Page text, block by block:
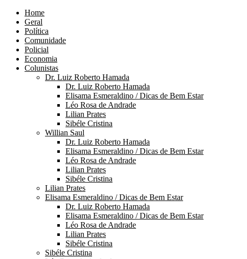
Home
Geral
Política
Comunidade
Policial
Economia
Colunistas
Dr. Luiz Roberto Hamada
Dr. Luiz Roberto Hamada
Elisama Esmeraldino / Dicas de Bem Estar
Léo Rosa de Andrade
Lilian Prates
Sibéle Cristina
Willian Saul
Dr. Luiz Roberto Hamada
Elisama Esmeraldino / Dicas de Bem Estar
Léo Rosa de Andrade
Lilian Prates
Sibéle Cristina
Lilian Prates
Elisama Esmeraldino / Dicas de Bem Estar
Dr. Luiz Roberto Hamada
Elisama Esmeraldino / Dicas de Bem Estar
Léo Rosa de Andrade
Lilian Prates
Sibéle Cristina
Sibéle Cristina